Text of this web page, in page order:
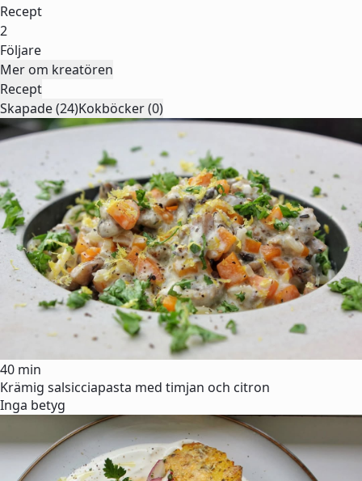
Recept
2
Följare
Mer om kreatören
Recept
Skapade (24)Kokböcker (0)
40 min
Krämig salsicciapasta med timjan och citron
Inga betyg